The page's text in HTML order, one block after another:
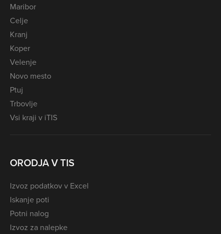
Maribor
Celje
Kranj
Koper
Velenje
Novo mesto
Ptuj
Trbovlje
Vsi kraji v iTIS
ORODJA V TIS
Izvoz podatkov v Excel
Iskanje poti
Potni nalog
Izvoz za nalepke